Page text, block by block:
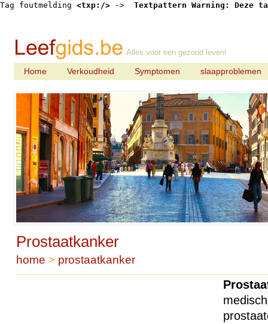
Tag foutmelding <txp:/> -> Textpattern Warning: Deze
Alles voor een gezond leven!
Home Verkoudheid Symptomen slaapproblemen
Prostaatkanker
home > prostaatkanker